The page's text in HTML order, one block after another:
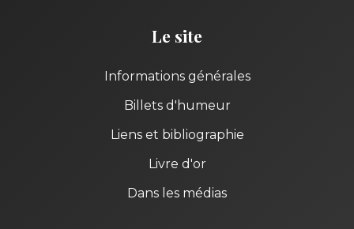
Le site
Informations générales
Billets d'humeur
Liens et bibliographie
Livre d'or
Dans les médias